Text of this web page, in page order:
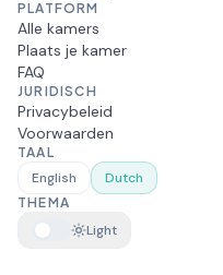
PLATFORM
Alle kamers
Plaats je kamer
FAQ
JURIDISCH
Privacybeleid
Voorwaarden
TAAL
English Dutch
THEMA
Light